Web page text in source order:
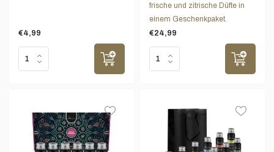
€4,99
frische und zitrische Düfte in
einem Geschenkpaket.
€24,99